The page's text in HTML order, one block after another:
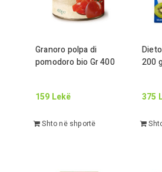
Granoro polpa di
pomodoro bio Gr400
159 Lekë
Shto në shportë
200
375